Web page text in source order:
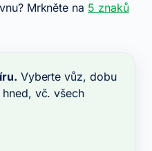
Mrkněte na 5 znaků
Vyberte vůz, dobu
vč. všech